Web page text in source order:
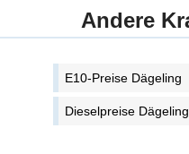
Andere
E10-Preise Dägeling
Dieselpreise Dägeling